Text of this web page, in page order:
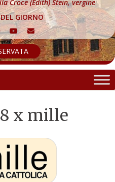
Croce (Edith) Stein, vergine
GIORNO
x mille